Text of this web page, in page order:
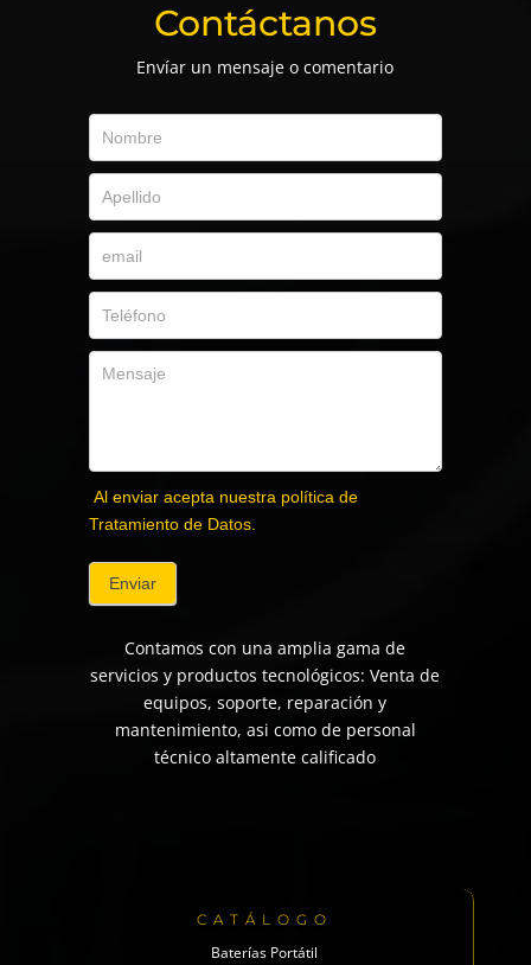
Contáctanos
Envíar un mensaje o comentario
Al enviar acepta nuestra política de
Tratamiento de Datos.
Enviar
Contamos con una amplia gama de
servicios y productos tecnológicos: Venta de
equipos, soporte, reparación y
mantenimiento, asi como de personal
técnico altamente calificado
CATÁLOGO
Baterías Portátil